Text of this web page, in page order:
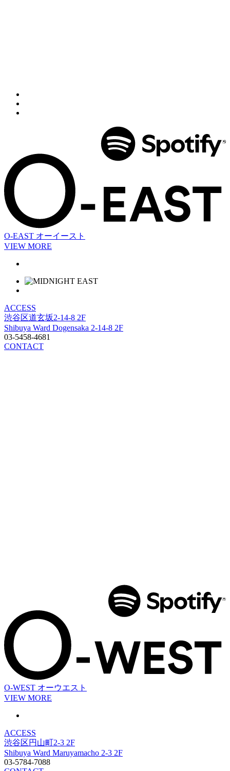
O-EAST オーイースト
VIEW MORE
ACCESS
渋谷区道玄坂2-14-8 2F
Shibuya Ward Dogensaka 2-14-8 2F
03-5458-4681
CONTACT
O-WEST オーウエスト
VIEW MORE
ACCESS
渋谷区円山町2-3 2F
Shibuya Ward Maruyamacho 2-3 2F
03-5784-7088